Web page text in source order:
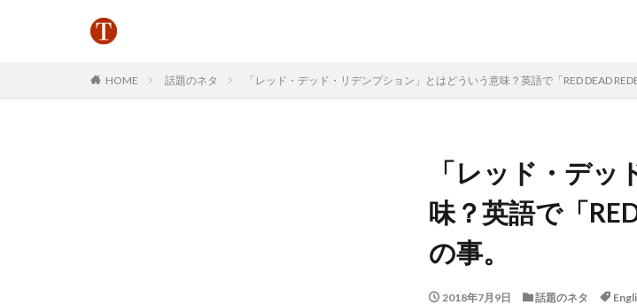
HOME 話題のネタ 「レッド・デッド・リデンプション」とはどういう意味？英語で「RED DEAD
「レッド・デ
味？英語で「
の事。
2018年7月9日 話題のネタ